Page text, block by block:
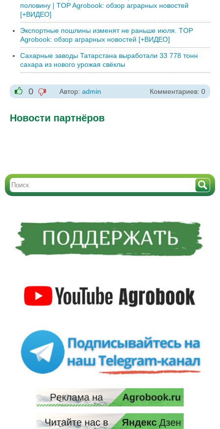
половину | TOP Agrobook: обзор аграрных новостей
[+ВИДЕО]
Экспортные пошлины изменят не раньше июля. TOP
Agrobook: обзор аграрных новостей [+ВИДЕО]
Сахарные заводы Татарстана выработали 33 778 тонн
сахара из нового урожая свёклы
+1
0
-1
Автор: admin Комментариев: 0
Новости партнёров